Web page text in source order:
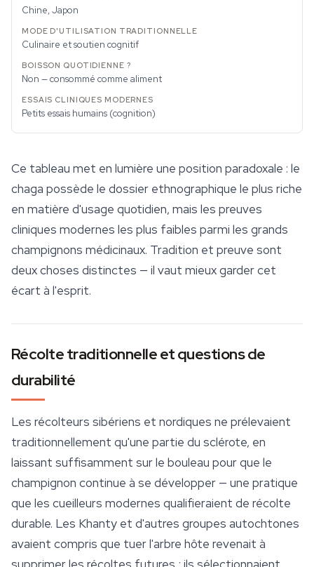
Chine, Japon
Culinaire et soutien cognitif
Non — consommé comme aliment
Petits essais humains (cognition)
Ce tableau met en lumière une position paradoxale : le
chaga possède le dossier ethnographique le plus riche
en matière d'usage quotidien, mais les preuves
cliniques modernes les plus faibles parmi les grands
champignons médicinaux. Tradition et preuve sont
deux choses distinctes — il vaut mieux garder cet
écart à l'esprit.
Récolte traditionnelle et questions de
durabilité
Les récolteurs sibériens et nordiques ne prélevaient
traditionnellement qu'une partie du sclérote, en
laissant suffisamment sur le bouleau pour que le
champignon continue à se développer — une pratique
que les cueilleurs modernes qualifieraient de récolte
durable. Les Khanty et d'autres groupes autochtones
avaient compris que tuer l'arbre hôte revenait à